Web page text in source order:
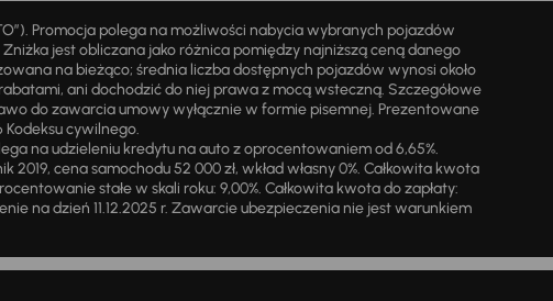
Promocja polega na możliwości nabycia wybranych pojazdów
jest obliczana jako różnica pomiędzy najniższą ceną danego
na bieżąco; średnia liczba dostępnych pojazdów wynosi około
ani dochodzić do niej prawa z mocą wsteczną. Szczegółowe
do zawarcia umowy wyłącznie w formie pisemnej. Prezentowane
cywilnego.
na udzieleniu kredytu na auto z oprocentowaniem od 6,65%.
cena samochodu 52 000 zł, wkład własny 0%. Całkowita kwota
stałe w skali roku: 9,00%. Całkowita kwota do zapłaty:
na dzień 11.12.2025 r. Zawarcie ubezpieczenia nie jest warunkiem